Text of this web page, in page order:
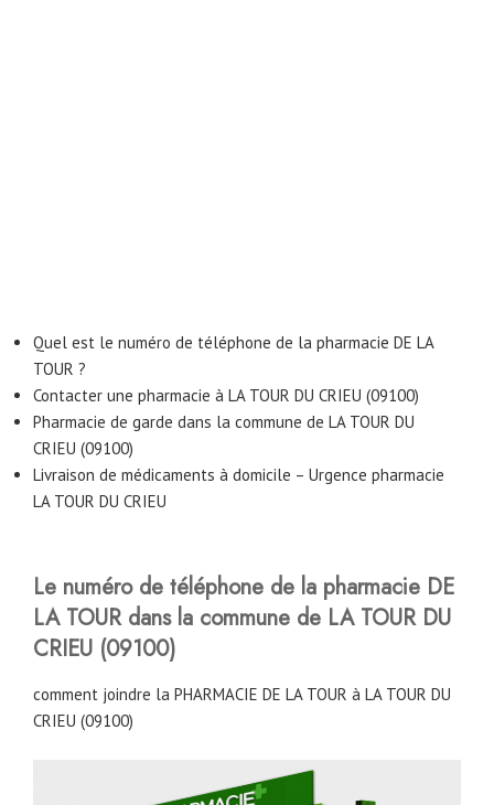
Quel est le numéro de téléphone de la pharmacie DE LA
TOUR ?
Contacter une pharmacie à LA TOUR DU CRIEU (09100)
Pharmacie de garde dans la commune de LA TOUR DU
CRIEU (09100)
Livraison de médicaments à domicile – Urgence pharmacie
LA TOUR DU CRIEU
Le numéro de téléphone de la pharmacie DE
LA TOUR dans la commune de LA TOUR DU
CRIEU (09100)
comment joindre la PHARMACIE DE LA TOUR à LA TOUR DU
CRIEU (09100)